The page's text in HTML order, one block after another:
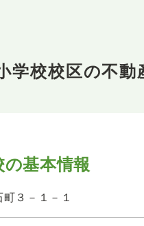
学校校区の不
の基本情報
３－１－１